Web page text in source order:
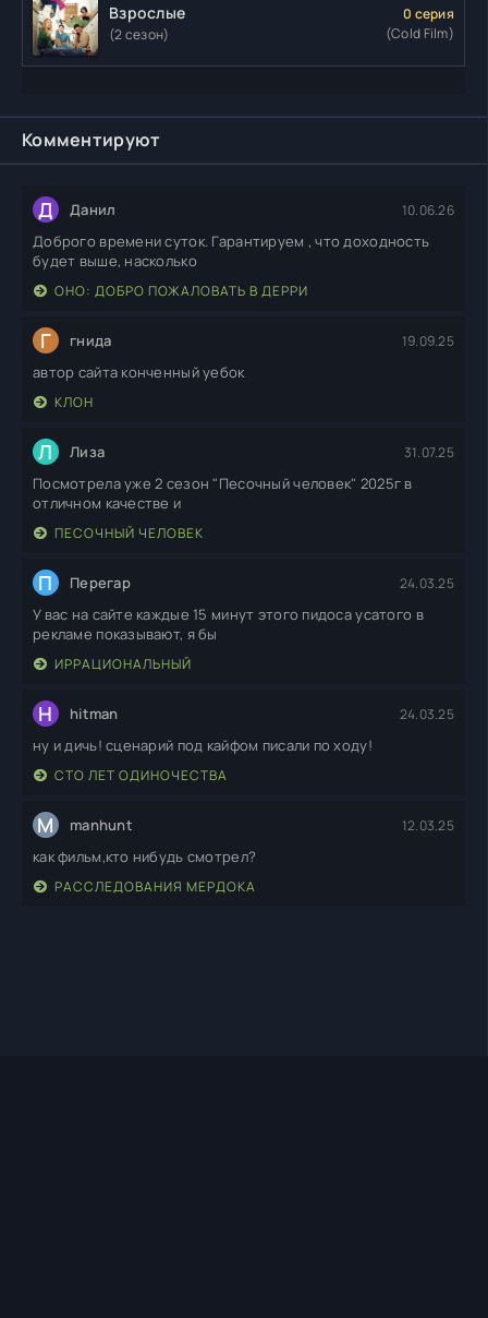
Взрослые
(2 сезон)
0 серия
(Cold Film)
Комментируют
Д Данил 10.06.26
Доброго времени суток. Гарантируем , что доходность
будет выше, насколько
ОНО: ДОБРО ПОЖАЛОВАТЬ В ДЕРРИ
Г гнида 19.09.25
автор сайта конченный уебок
КЛОН
Л Лиза 31.07.25
Посмотрела уже 2 сезон "Песочный человек" 2025г в
отличном качестве и
ПЕСОЧНЫЙ ЧЕЛОВЕК
П Перегар 24.03.25
У вас на сайте каждые 15 минут этого пидоса усатого в
рекламе показывают, я бы
ИРРАЦИОНАЛЬНЫЙ
H hitman 24.03.25
ну и дичь! сценарий под кайфом писали по ходу!
СТО ЛЕТ ОДИНОЧЕСТВА
M manhunt 12.03.25
как фильм,кто нибудь смотрел?
РАССЛЕДОВАНИЯ МЕРДОКА